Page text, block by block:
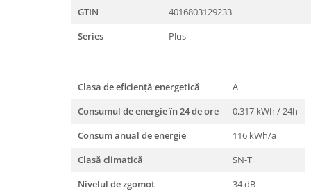
GTIN
4016803129233
Series
Plus
Clasa de eficienţă energetică
A
Consumul de energie în 24 de ore
0,317 kWh / 24h
Consum anual de energie
116 kWh/a
Clasă climatică
SN-T
Nivelul de zgomot
34 dB